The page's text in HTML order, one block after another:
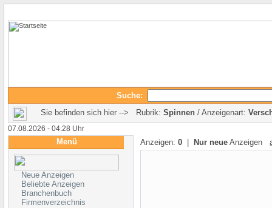
Suche:
Sie befinden sich hier --> Rubrik: Spinnen / Anzeigenart:
07.08.2026 - 04:28 Uhr
Menü
Neue Anzeigen
Beliebte Anzeigen
Branchenbuch
Firmenverzeichnis
Anzeigen: 0 Nur neue Anzeigen